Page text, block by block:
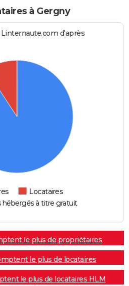
à Gergny
d'après
Locataires
hébergés à titre gratuit
le plus de propriétaires
le plus de locataires
le plus de locataires HLM